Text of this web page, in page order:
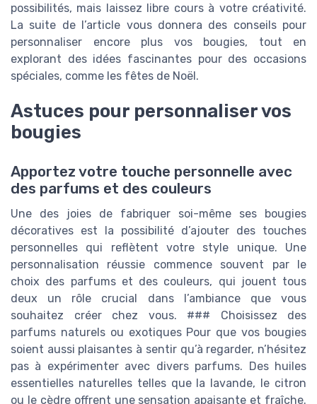
possibilités, mais laissez libre cours à votre créativité.
La suite de l’article vous donnera des conseils pour
personnaliser encore plus vos bougies, tout en
explorant des idées fascinantes pour des occasions
spéciales, comme les fêtes de Noël.
Astuces pour personnaliser vos
bougies
Apportez votre touche personnelle avec
des parfums et des couleurs
Une des joies de fabriquer soi-même ses bougies
décoratives est la possibilité d’ajouter des touches
personnelles qui reflètent votre style unique. Une
personnalisation réussie commence souvent par le
choix des parfums et des couleurs, qui jouent tous
deux un rôle crucial dans l’ambiance que vous
souhaitez créer chez vous. ### Choisissez des
parfums naturels ou exotiques Pour que vos bougies
soient aussi plaisantes à sentir qu’à regarder, n’hésitez
pas à expérimenter avec divers parfums. Des huiles
essentielles naturelles telles que la lavande, le citron
ou le cèdre offrent une sensation apaisante et fraîche.